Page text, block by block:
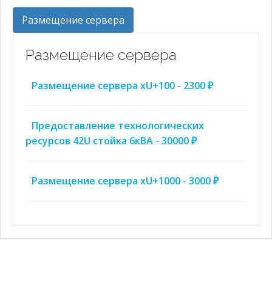
Размещение сервера
Размещение сервера
Размещение сервера xU+100 - 2300 ₽
Предоставление технологических
ресурсов 42U стойка 6кВА - 30000 ₽
Размещение сервера xU+1000 - 3000 ₽